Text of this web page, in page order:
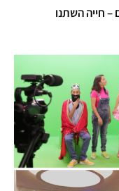
– חייה השתנו